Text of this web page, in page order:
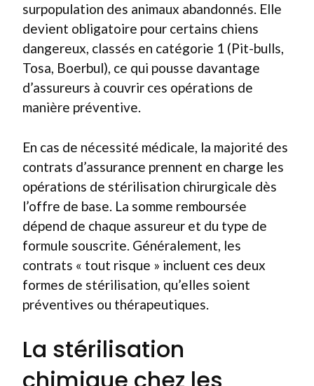
surpopulation des animaux abandonnés. Elle
devient obligatoire pour certains chiens
dangereux, classés en catégorie 1 (Pit-bulls,
Tosa, Boerbul), ce qui pousse davantage
d’assureurs à couvrir ces opérations de
manière préventive.
En cas de nécessité médicale, la majorité des
contrats d’assurance prennent en charge les
opérations de stérilisation chirurgicale dès
l’offre de base. La somme remboursée
dépend de chaque assureur et du type de
formule souscrite. Généralement, les
contrats « tout risque » incluent ces deux
formes de stérilisation, qu’elles soient
préventives ou thérapeutiques.
La stérilisation